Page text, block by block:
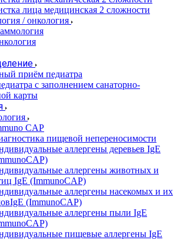
лица медицинская 2 сложности
/ онкология
приём педиатра
с заполнением санаторно-
карты
CAP
пищевой непереносимости
аллергены деревьев IgE
аллергены животных и
IgE (ImmunoCAP)
аллергены насекомых и их
(ImmunoCAP)
аллергены пыли IgE
пищевые аллергены IgE